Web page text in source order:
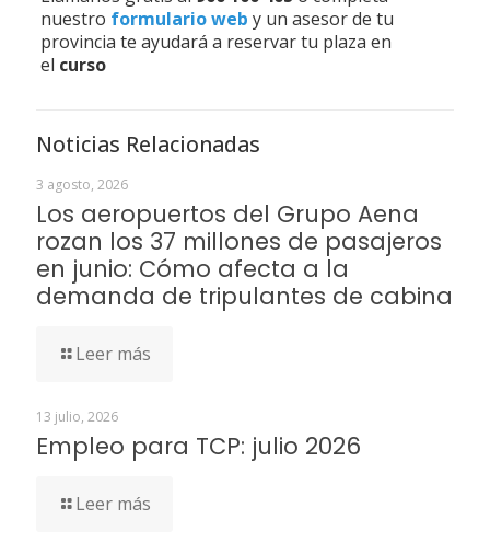
nuestro formulario web y un asesor de tu
provincia te ayudará a reservar tu plaza en
el curso
Noticias Relacionadas
3 agosto, 2026
Los aeropuertos del Grupo Aena
rozan los 37 millones de pasajeros
en junio: Cómo afecta a la
demanda de tripulantes de cabina
Leer más
13 julio, 2026
Empleo para TCP: julio 2026
Leer más